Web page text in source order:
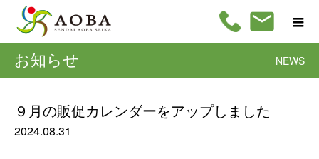
お知らせ NEWS
９月の販促カレンダーをアップしました
2024.08.31